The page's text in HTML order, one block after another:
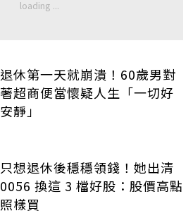
退休第一天就崩潰！60歲男對
著超商便當懷疑人生「一切好
安靜」
只想退休後穩穩領錢！她出清
0056 換這 3 檔好股：股價高點
照樣買